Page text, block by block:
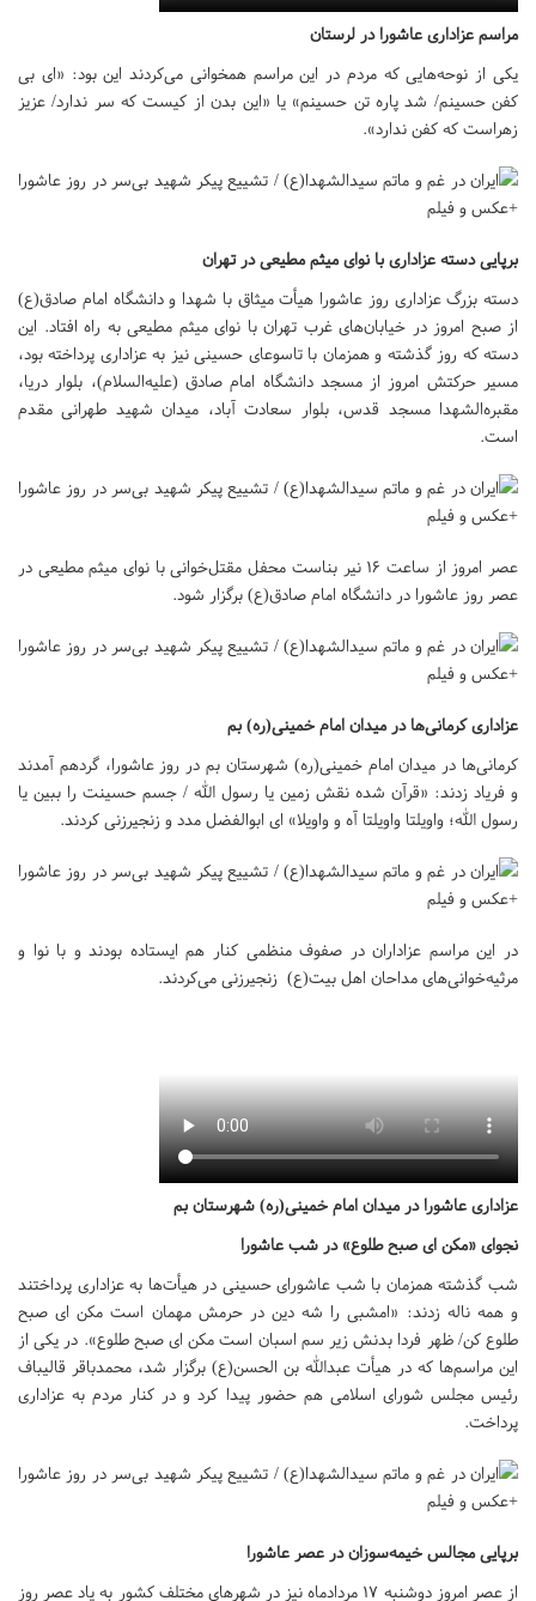
مراسم عزاداری عاشورا در لرستان
یکی از نوحه‌هایی که مردم در این مراسم همخوانی می‌کردند این بود: «ای بی
کفن حسینم/ شد پاره تن حسینم» یا «این بدن از کیست که سر ندارد/ عزیز
زهراست که کفن ندارد».
برپایی دسته عزاداری با نوای میثم مطیعی در تهران
دسته بزرگ عزاداری روز عاشورا هیأت میثاق با شهدا و دانشگاه امام صادق(ع)
از صبح امروز در خیابان‌های غرب تهران با نوای میثم مطیعی به راه افتاد. این
دسته که روز گذشته و همزمان با تاسوعای حسینی نیز به عزاداری پرداخته بود،
مسیر حرکتش امروز از مسجد دانشگاه امام صادق (علیه‌السلام)، بلوار دریا،
مقبره‌الشهدا مسجد قدس، بلوار سعادت آباد، میدان شهید طهرانی مقدم
است.
عصر امروز از ساعت ۱۶ نیر بناست محفل مقتل‌خوانی با نوای میثم مطیعی در
عصر روز عاشورا در دانشگاه امام صادق(ع) برگزار شود.
عزاداری کرمانی‌ها در میدان امام خمینی(ره) بم
کرمانی‌ها در میدان امام خمینی(ره) شهرستان بم در روز عاشورا، گردهم آمدند
و فریاد زدند: «قرآن شده نقش زمین یا رسول الله / جسم حسینت را ببین یا
رسول الله؛ واویلتا واویلتا آه و واویلا» ای ابوالفضل مدد و زنجیرزنی کردند.
در این مراسم عزاداران در صفوف منظمی کنار هم ایستاده بودند و با نوا و
مرثیه‌خوانی‌های مداحان اهل بیت(ع) زنجیرزنی می‌کردند.
عزاداری عاشورا در میدان امام خمینی(ره) شهرستان بم
نجوای «مکن ای صبح طلوع» در شب عاشورا
شب گذشته همزمان با شب عاشورای حسینی در هیأت‌ها به عزاداری پرداختند
و همه ناله زدند: «امشبی را شه دین در حرمش مهمان است مکن ای صبح
طلوع کن/ ظهر فردا بدنش زیر سم اسبان است مکن ای صبح طلوع». در یکی از
این مراسم‌ها که در هیأت عبدالله بن الحسن(ع) برگزار شد، محمدباقر قالیباف
رئیس مجلس شورای اسلامی هم حضور پیدا کرد و در کنار مردم به عزاداری
پرداخت.
برپایی مجالس خیمه‌سوزان در عصر عاشورا
از عصر امروز دوشنبه ۱۷ مردادماه نیز در شهرهای مختلف کشور به یاد عصر روز